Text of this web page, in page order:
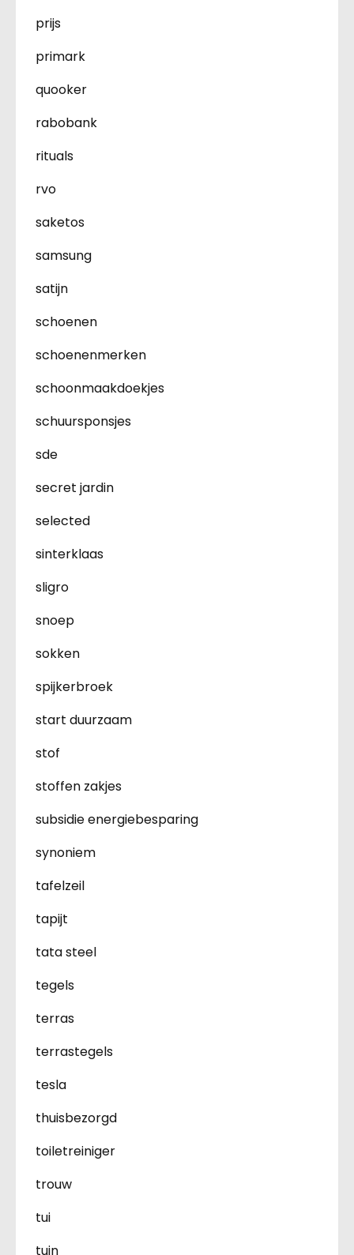
prijs
primark
quooker
rabobank
rituals
rvo
saketos
samsung
satijn
schoenen
schoenenmerken
schoonmaakdoekjes
schuursponsjes
sde
secret jardin
selected
sinterklaas
sligro
snoep
sokken
spijkerbroek
start duurzaam
stof
stoffen zakjes
subsidie energiebesparing
synoniem
tafelzeil
tapijt
tata steel
tegels
terras
terrastegels
tesla
thuisbezorgd
toiletreiniger
trouw
tui
tuin